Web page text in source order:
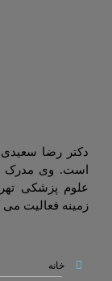
دکتر رضا سعیدی
است. وی مدرک
زمینه فعالیت می
خانه